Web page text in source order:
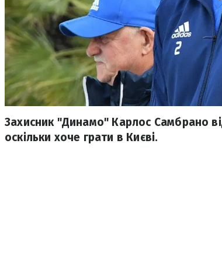
Захисник "Динамо" Карлос Самбрано
оскільки хоче грати в Києві.